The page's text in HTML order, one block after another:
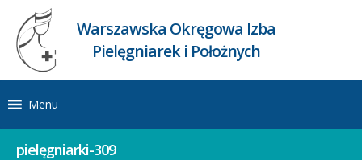
Warszawska Okręgowa Izba
Pielęgniarek i Położnych
Menu
pielęgniarki-309